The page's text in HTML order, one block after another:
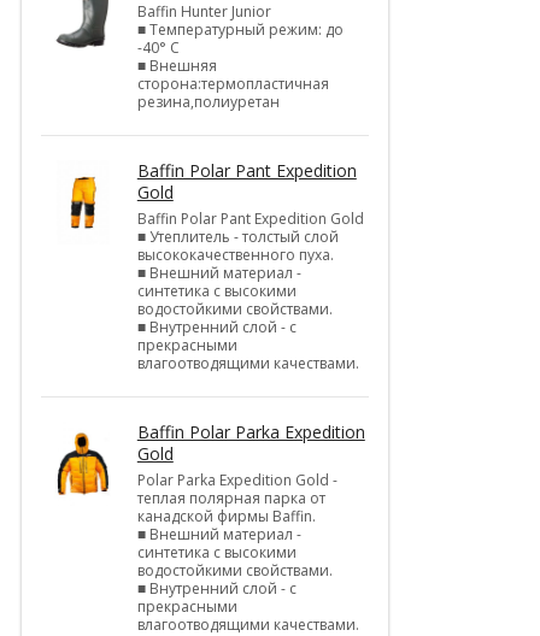
Baffin Hunter Junior
■ Температурный режим: до
-40° С
■ Внешняя
сторона:термопластичная
резина,полиуретан
Baffin Polar Pant Expedition
Gold
Baffin Polar Pant Expedition Gold
■ Утеплитель - толстый слой
высококачественного пуха.
■ Внешний материал -
синтетика с высокими
водостойкими свойствами.
■ Внутренний слой - с
прекрасными
влагоотводящими качествами.
Baffin Polar Parka Expedition
Gold
Polar Parka Expedition Gold -
теплая полярная парка от
канадской фирмы Baffin.
■ Внешний материал -
синтетика с высокими
водостойкими свойствами.
■ Внутренний слой - с
прекрасными
влагоотводящими качествами.